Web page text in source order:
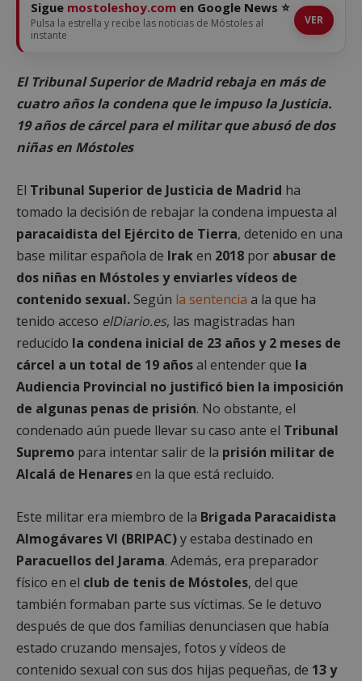
Sigue mostoleshoy.com en Google News ⭐
Pulsa la estrella y recibe las noticias de Móstoles al
instante
VER
El Tribunal Superior de Madrid rebaja en más de
cuatro años la condena que le impuso la Justicia.
19 años de cárcel para el militar que abusó de dos
niñas en Móstoles
El Tribunal Superior de Justicia de Madrid ha
tomado la decisión de rebajar la condena impuesta al
paracaidista del Ejército de Tierra, detenido en una
base militar española de Iraken 2018 por abusar de
dos niñas en Móstoles y enviarles vídeos de
contenido sexual. Según la sentencia a la que ha
tenido acceso elDiario.es, las magistradas han
reducido la condena inicial de 23 años y 2 meses de
cárcel a un total de 19 añosal entender que la
Audiencia Provincial no justificó bien la imposición
de algunas penas de prisión. No obstante, el
condenado aún puede llevar su caso ante el Tribunal
Supremo para intentar salir de la prisión militar de
Alcalá de Henaresen la que está recluido.
Este militar era miembro de la Brigada Paracaidista
Almogávares VI (BRIPAC)y estaba destinado en
Paracuellos del Jarama. Además, era preparador
físico en el club de tenis de Móstoles, del que
también formaban parte sus víctimas. Se le detuvo
después de que dos familias denunciasen que había
estado cruzando mensajes, fotos y vídeos de
contenido sexual con sus dos hijas pequeñas, de 13 y